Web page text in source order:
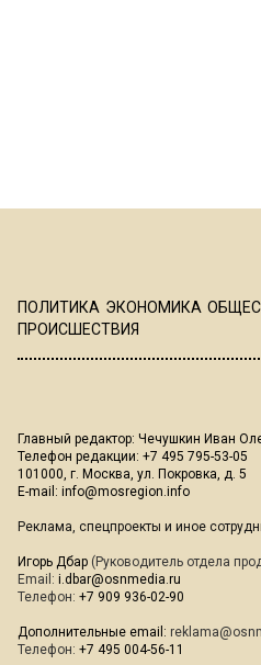
ПОЛИТИКА ЭКОНОМИКА
ПРОИСШЕСТВИЯ
Главный редактор: Чечушкин Иван
Телефон редакции: +7 495 795-53-05
101000, г. Москва, ул. Покровка, д. 5
E-mail: info@mosregion.info
Реклама, спецпроекты и иное
Игорь Дбар (Руководитель отдела
Email: i.dbar@osnmedia.ru
Телефон: +7 909 936-02-90
Дополнительные email:
Телефон: +7 495 004-56-11